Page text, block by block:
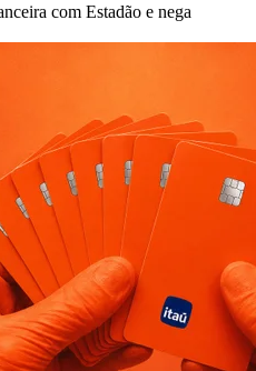
com Estadão e nega